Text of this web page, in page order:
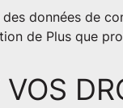
données de
de Plus que